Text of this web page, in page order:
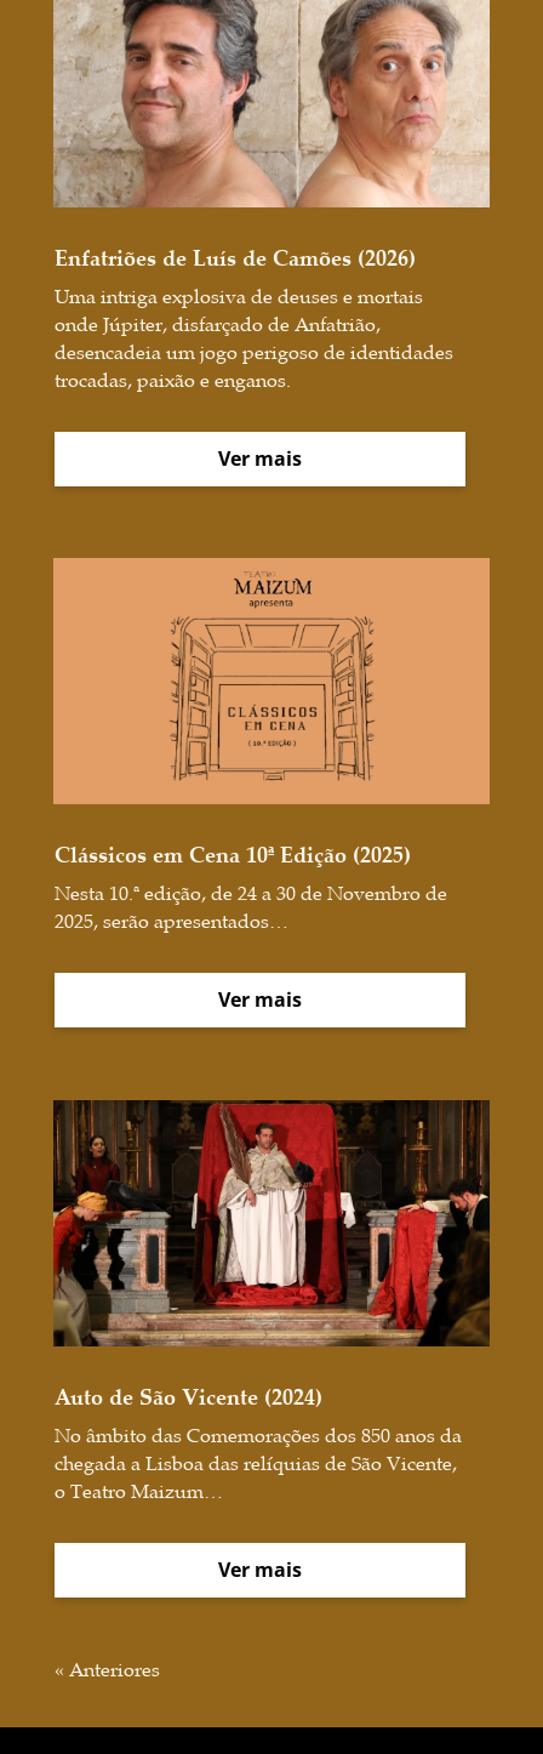
Enfatriões de Luís de Camões (2026)
Uma intriga explosiva de deuses e mortais
onde Júpiter, disfarçado de Anfatrião,
desencadeia um jogo perigoso de identidades
trocadas, paixão e enganos.
Ver mais
Clássicos em Cena 10ª Edição (2025)
Nesta 10.ª edição, de 24 a 30 de Novembro de
2025, serão apresentados…
Ver mais
Auto de São Vicente (2024)
No âmbito das Comemorações dos 850 anos da
chegada a Lisboa das relíquias de São Vicente,
o Teatro Maizum…
Ver mais
« Anteriores